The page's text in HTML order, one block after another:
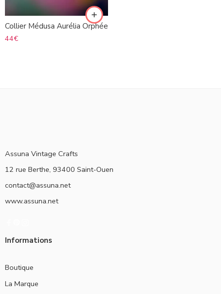
Collier Médusa Aurélia Orphée
44€
Assuna Vintage Crafts
12 rue Berthe, 93400 Saint-Ouen
contact@assuna.net
www.assuna.net
Informations
Boutique
La Marque